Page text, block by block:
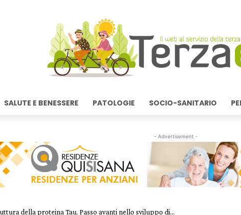
SALUTE E BENESSERE PATOLOGIE SOCIO-SANITARIO
- Advertisement -
della proteina Tau. Passo avanti nello sviluppo di...